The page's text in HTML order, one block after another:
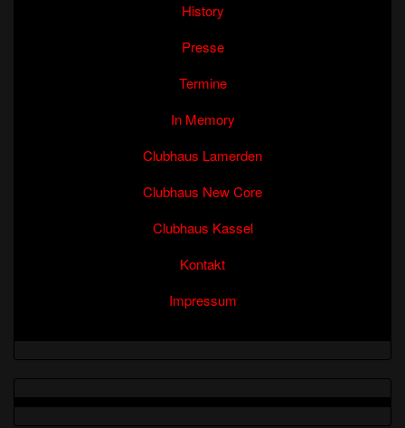
History
Presse
Termine
In Memory
Clubhaus Lamerden
Clubhaus New Core
Clubhaus Kassel
Kontakt
Impressum